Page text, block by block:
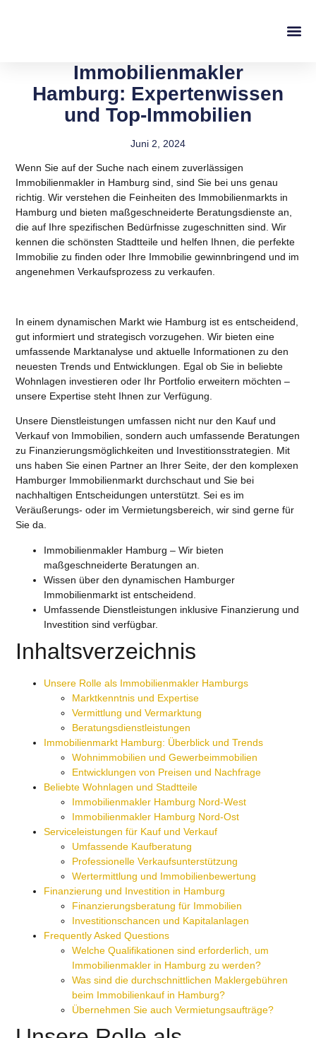
Immobilienmakler
Hamburg: Expertenwissen
und Top-Immobilien
Juni 2, 2024
Wenn Sie auf der Suche nach einem zuverlässigen
Immobilienmakler in Hamburg sind, sind Sie bei uns genau
richtig. Wir verstehen die Feinheiten des Immobilienmarkts in
Hamburg und bieten maßgeschneiderte Beratungsdienste an,
die auf Ihre spezifischen Bedürfnisse zugeschnitten sind. Wir
kennen die schönsten Stadtteile und helfen Ihnen, die perfekte
Immobilie zu finden oder Ihre Immobilie gewinnbringend und im
angenehmen Verkaufsprozess zu verkaufen.
In einem dynamischen Markt wie Hamburg ist es entscheidend,
gut informiert und strategisch vorzugehen. Wir bieten eine
umfassende Marktanalyse und aktuelle Informationen zu den
neuesten Trends und Entwicklungen. Egal ob Sie in beliebte
Wohnlagen investieren oder Ihr Portfolio erweitern möchten –
unsere Expertise steht Ihnen zur Verfügung.
Unsere Dienstleistungen umfassen nicht nur den Kauf und
Verkauf von Immobilien, sondern auch umfassende Beratungen
zu Finanzierungsmöglichkeiten und Investitionsstrategien. Mit
uns haben Sie einen Partner an Ihrer Seite, der den komplexen
Hamburger Immobilienmarkt durchschaut und Sie bei
nachhaltigen Entscheidungen unterstützt. Sei es im
Veräußerungs- oder im Vermietungsbereich, wir sind gerne für
Sie da.
Immobilienmakler Hamburg – Wir bieten
maßgeschneiderte Beratungen an.
Wissen über den dynamischen Hamburger
Immobilienmarkt ist entscheidend.
Umfassende Dienstleistungen inklusive Finanzierung und
Investition sind verfügbar.
Inhaltsverzeichnis
Unsere Rolle als Immobilienmakler Hamburgs
Marktkenntnis und Expertise
Vermittlung und Vermarktung
Beratungsdienstleistungen
Immobilienmarkt Hamburg: Überblick und Trends
Wohnimmobilien und Gewerbeimmobilien
Entwicklungen von Preisen und Nachfrage
Beliebte Wohnlagen und Stadtteile
Immobilienmakler Hamburg Nord-West
Immobilienmakler Hamburg Nord-Ost
Serviceleistungen für Kauf und Verkauf
Umfassende Kaufberatung
Professionelle Verkaufsunterstützung
Wertermittlung und Immobilienbewertung
Finanzierung und Investition in Hamburg
Finanzierungsberatung für Immobilien
Investitionschancen und Kapitalanlagen
Frequently Asked Questions
Welche Qualifikationen sind erforderlich, um
Immobilienmakler in Hamburg zu werden?
Was sind die durchschnittlichen Maklergebühren
beim Immobilienkauf in Hamburg?
Übernehmen Sie auch Vermietungsaufträge?